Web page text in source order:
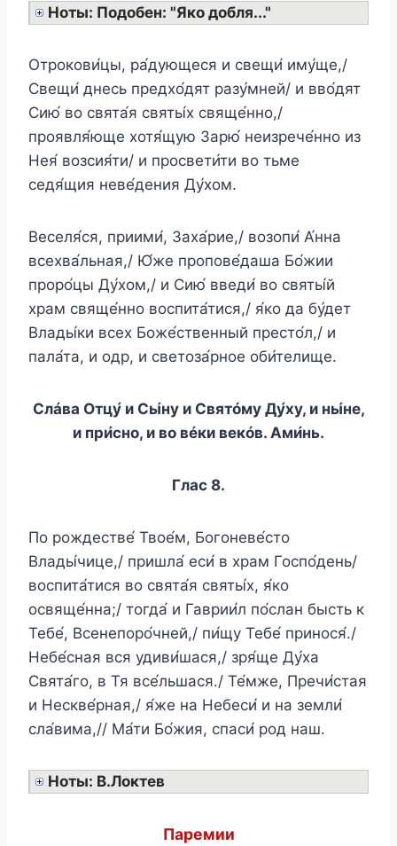
Ноты: Подобен: "Яко добля..."
Отрокови́цы, ра́дующеся и свещи́ иму́ще,/
Свещи́ днесь предхо́дят разу́мней/ и вво́дят
Сию́ во свята́я святы́х свяще́нно,/
проявля́юще хотя́щую Зарю́ неизрече́нно из
Нея́ возсия́ти/ и просвети́ти во тьме
седя́щия неве́дения Ду́хом.
Веселя́ся, приими́, Заха́рие,/ возопи́ А́нна
всехва́льная,/ Ю́же пропове́даша Бо́жии
проро́цы Ду́хом,/ и Сию́ введи́ во святы́й
храм свяще́нно воспита́тися,/ я́ко да бу́дет
Влады́ки всех Боже́ственный престо́л,/ и
пала́та, и одр, и светоза́рное оби́телище.
Слáва Отцу́ и Сы́ну и Святóму Ду́ху, и ны́не,
и при́сно, и во вéки векóв. Ами́нь.
Глас 8.
По рождестве́ Твое́м, Богоневе́сто
Влады́чице,/ пришла́ еси́ в храм Госпо́день/
воспита́тися во свята́я святы́х, я́ко
освяще́нна;/ тогда́ и Гаврии́л по́слан бысть к
Тебе́, Всенепоро́чней,/ пи́щу Тебе́ принося́./
Небе́сная вся удиви́шася,/ зря́ще Ду́ха
Свята́го, в Тя все́льшася./ Те́мже, Пречи́стая
и Нескве́рная,/ я́же на Небеси́ и на земли́
сла́вима,// Ма́ти Бо́жия, спаси́ род наш.
Ноты: В.Локтев
Паремии